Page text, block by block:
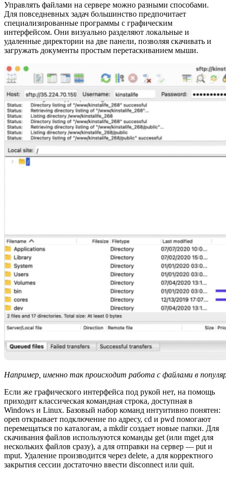
Управлять файлами на сервере можно разными способами.
Для повседневных задач большинство предпочитает
специализированные программы с графическим
интерфейсом. Они визуально разделяют локальные и
удаленные директории на две панели, позволяя скачивать и
загружать документы простым перетаскиванием мыши.
Например, именно так происходит работа с файлами в
Если же графического интерфейса под рукой нет, на помощь
приходит классическая командная строка, доступная в
Windows и Linux. Базовый набор команд интуитивно понятен:
open открывает подключение по адресу, cd и pwd помогают
перемещаться по каталогам, а mkdir создает новые папки. Для
скачивания файлов используются команды get (или mget для
нескольких файлов сразу), а для отправки на сервер — put и
mput. Удаление производится через delete, а для корректного
закрытия сессии достаточно ввести disconnect или quit.